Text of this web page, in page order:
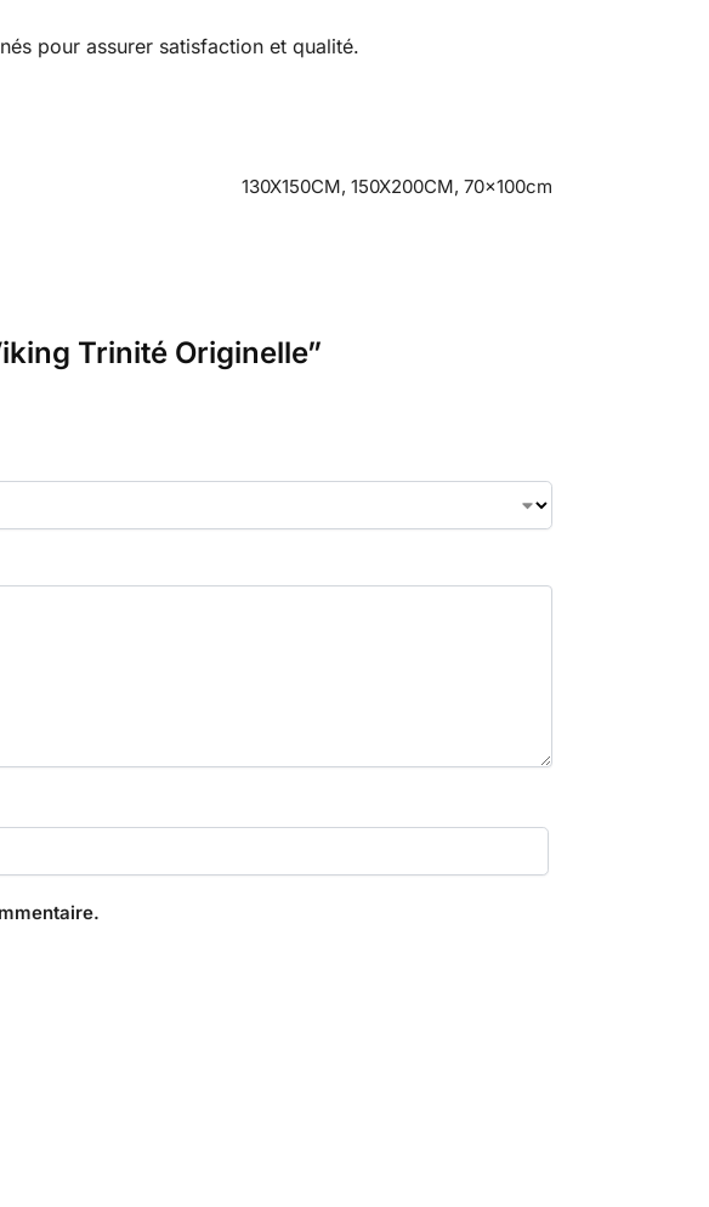
pour assurer satisfaction et qualité.
130X150CM, 150X200CM, 70x100cm
Trinité Originelle”